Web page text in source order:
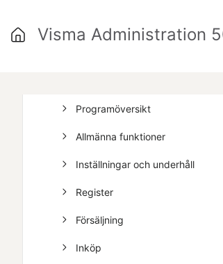
Visma Administration
Programöversikt
Allmänna funktioner
Inställningar och underhåll
Register
Försäljning
Inköp